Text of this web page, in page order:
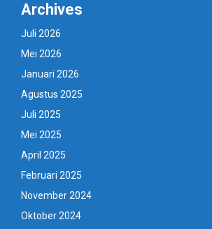
Archives
Juli 2026
Mei 2026
Januari 2026
Agustus 2025
Juli 2025
Mei 2025
April 2025
Februari 2025
November 2024
Oktober 2024